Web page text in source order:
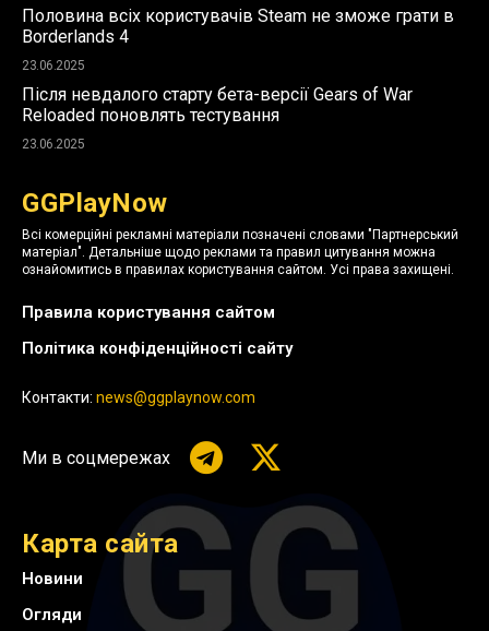
Половина всіх користувачів Steam не зможе грати в
Borderlands 4
23.06.2025
Після невдалого старту бета-версії Gears of War
Reloaded поновлять тестування
23.06.2025
GGPlayNow
Всі комерційні рекламні матеріали позначені словами "Партнерський
матеріал". Детальніше щодо реклами та правил цитування можна
ознайомитись в правилах користування сайтом. Усі права захищені.
Правила користування сайтом
Політика конфіденційності сайту
Контакти: news@ggplaynow.com
Ми в соцмережах
Карта сайта
Новини
Огляди